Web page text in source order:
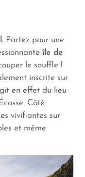
. Partez pour une
île de
le souffle !
inscrite sur
en effet du lieu
Côté
vivifiantes sur
et même